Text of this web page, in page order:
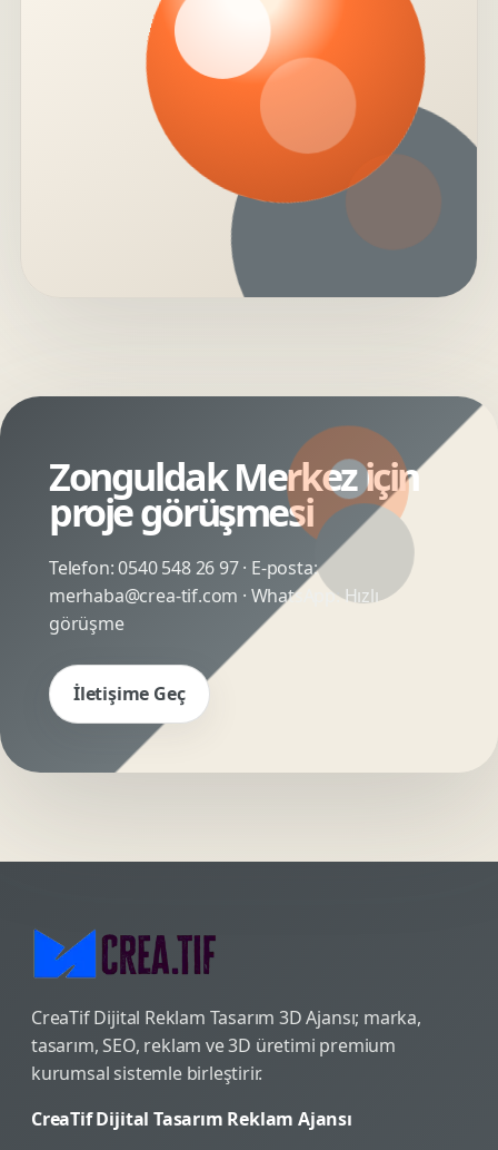
Zonguldak Merkez için
proje görüşmesi
Telefon:0540 548 26 97· E-posta:
merhaba@crea-tif.com · WhatsApp:Hızlı
görüşme
İletişime Geç
CreaTif Dijital Reklam Tasarım 3D Ajansı; marka,
tasarım, SEO, reklam ve 3D üretimi premium
kurumsal sistemle birleştirir.
CreaTif Dijital Tasarım Reklam Ajansı